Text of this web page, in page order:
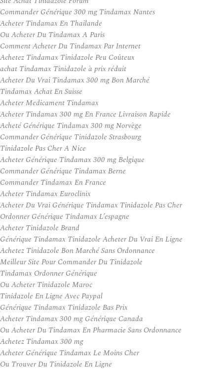
Commander Générique 300 mg Tindamax Nantes
Acheter Tindamax En Thailande
Ou Acheter Du Tindamax A Paris
Comment Acheter Du Tindamax Par Internet
Achetez Tindamax Tinidazole Peu Coûteux
achat Tindamax Tinidazole à prix réduit
Acheter Du Vrai Tindamax 300 mg Bon Marché
Tindamax Achat En Suisse
Acheter Medicament Tindamax
Acheter Tindamax 300 mg En France Livraison Rapide
Acheté Générique Tindamax 300 mg Norvège
Commander Générique Tinidazole Strasbourg
Tinidazole Pas Cher A Nice
Acheter Générique Tindamax 300 mg Belgique
Commander Générique Tindamax Berne
Commander Tindamax En France
Acheter Tindamax Euroclinix
Acheter Du Vrai Générique Tindamax Tinidazole Pas Cher
Ordonner Générique Tindamax L’espagne
Acheter Tinidazole Brand
Générique Tindamax Tinidazole Acheter Du Vrai En Ligne
Achetez Tinidazole Bon Marché Sans Ordonnance
Meilleur Site Pour Commander Du Tinidazole
Tindamax Ordonner Générique
Ou Acheter Tinidazole Maroc
Tinidazole En Ligne Avec Paypal
Générique Tindamax Tinidazole Bas Prix
Acheter Tindamax 300 mg Générique Canada
Ou Acheter Du Tindamax En Pharmacie Sans Ordonnance
Achetez Tindamax 300 mg
Acheter Générique Tindamax Le Moins Cher
Ou Trouver Du Tinidazole En Ligne